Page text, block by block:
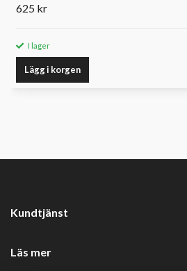
625 kr
I lager
Lägg i korgen
Kundtjänst
Läs mer